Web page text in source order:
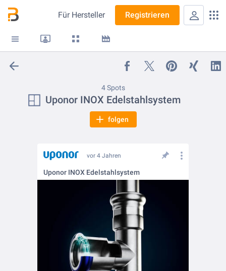
Für Hersteller Registrieren
4 Spots
Uponor INOX Edelstahlsystem
folgen
vor 4 Jahren
Uponor INOX Edelstahlsystem